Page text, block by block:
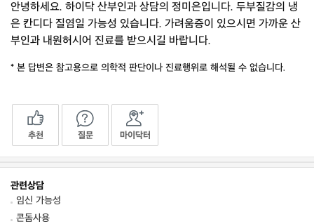
안녕하세요. 하이닥 산부인과 상담의 정미은입니다. 두부질감의 냉
은 칸디다 질염일 가능성 있습니다. 가려움증이 있으시면 가까운 산
부인과 내원허시어 진료를 받으시길 바랍니다.
* 본 답변은 참고용으로 의학적 판단이나 진료행위로 해석될 수 없습니다.
추천 질문 마이닥터
관련상담
임신 가능성
콘돔사용